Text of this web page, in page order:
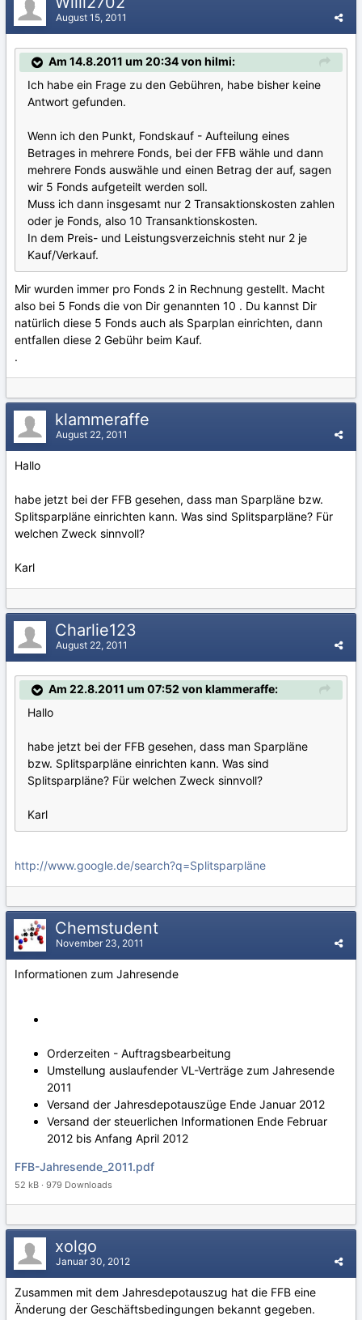
August 15, 2011
Am 14.8.2011 um 20:34 von hilmi:
Ich habe ein Frage zu den Gebühren, habe bisher keine
Antwort gefunden.
Wenn ich den Punkt, Fondskauf - Aufteilung eines
Betrages in mehrere Fonds, bei der FFB wähle und dann
mehrere Fonds auswähle und einen Betrag der auf, sagen
wir 5 Fonds aufgeteilt werden soll.
Muss ich dann insgesamt nur 2 Transaktionskosten zahlen
oder je Fonds, also 10 Transanktionskosten.
In dem Preis- und Leistungsverzeichnis steht nur 2 je
Kauf/Verkauf.
Mir wurden immer pro Fonds 2 in Rechnung gestellt. Macht
also bei 5 Fonds die von Dir genannten 10 . Du kannst Dir
natürlich diese 5 Fonds auch als Sparplan einrichten, dann
entfallen diese 2 Gebühr beim Kauf.
.
klammeraffe
August 22, 2011
Hallo
habe jetzt bei der FFB gesehen, dass man Sparpläne bzw.
Splitsparpläne einrichten kann. Was sind Splitsparpläne? Für
welchen Zweck sinnvoll?
Karl
Charlie123
August 22, 2011
Am 22.8.2011 um 07:52 von klammeraffe:
Hallo
habe jetzt bei der FFB gesehen, dass man Sparpläne
bzw. Splitsparpläne einrichten kann. Was sind
Splitsparpläne? Für welchen Zweck sinnvoll?
Karl
http://www.google.de/search?q=Splitsparpläne
Chemstudent
November 23, 2011
Informationen zum Jahresende
Orderzeiten - Auftragsbearbeitung
Umstellung auslaufender VL-Verträge zum Jahresende
2011
Versand der Jahresdepotauszüge Ende Januar 2012
Versand der steuerlichen Informationen Ende Februar
2012 bis Anfang April 2012
FFB-Jahresende_2011.pdf
52 kB · 979 Downloads
xolgo
Januar 30, 2012
Zusammen mit dem Jahresdepotauszug hat die FFB eine
Änderung der Geschäftsbedingungen bekannt gegeben.